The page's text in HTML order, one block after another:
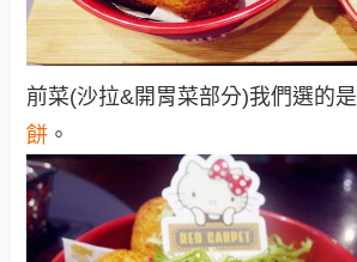
前菜(沙拉&開胃菜部分)我們選的是
餅 。